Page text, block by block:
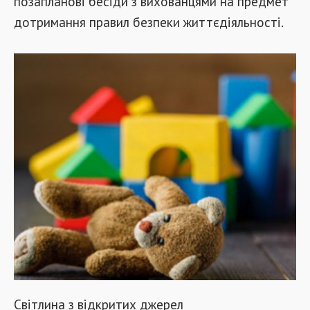
дотримання правил безпеки життєдіяльності.
Світлина з відкритих джерел